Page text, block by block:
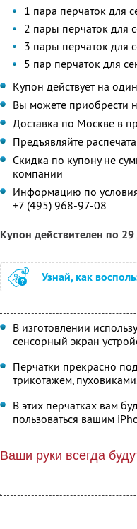
1 пара перчаток для
2 пары перчаток для
3 пары перчаток для
5 пар перчаток для
Купон действует на
Вы можете приобрести
Доставка по Москве в
Предъявляйте
Скидка по купону не
компании
Информацию по
+7 (495) 968-97-08
Купон действителен по
Узнай, как
В изготовлении
сенсорный экран
Перчатки прекрасно
трикотажем,
В этих перчатках вам
пользоваться вашим
Ваши руки всегда